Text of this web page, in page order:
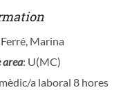
Marina
area: U(MC)
a laboral 8 hores